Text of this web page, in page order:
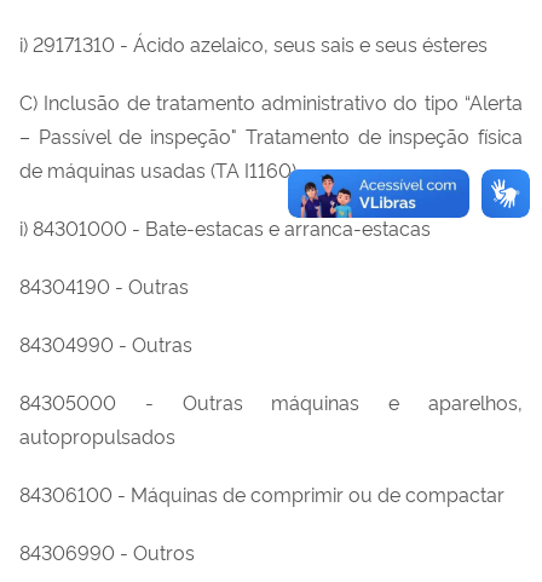
i) 29171310 - Ácido azelaico, seus sais e seus ésteres
C) Inclusão de tratamento administrativo do tipo “Alerta
– Passível de inspeção" Tratamento de inspeção física
de máquinas usadas (TA I1160)
i) 84301000 - Bate-estacas e arranca-estacas
84304190 - Outras
84304990 - Outras
84305000 - Outras máquinas e aparelhos,
autopropulsados
84306100 - Máquinas de comprimir ou de compactar
84306990 - Outros